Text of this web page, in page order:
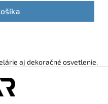
spotrebe energie.
aj dekoračné osvetlenie.